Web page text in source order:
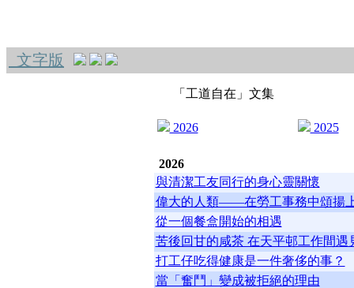
文字版
「工道自在」文集
2026 2025
2026
與清潔工友同行的身心靈關懷
偉大的人類——在勞工事務中頌揚
從一個餐盒開始的相遇
苦後回甘的咸茶 在天平邨工作間遇
打工仔吃得健康是一件奢侈的事？
當「奮鬥」變成被拒絕的理由